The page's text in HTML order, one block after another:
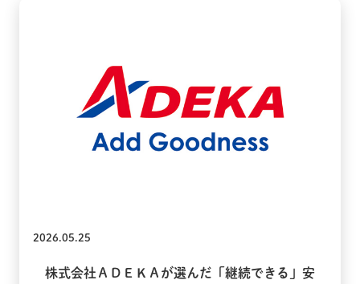
2026.05.25
株式会社ＡＤＥＫＡが選んだ「継続できる」安